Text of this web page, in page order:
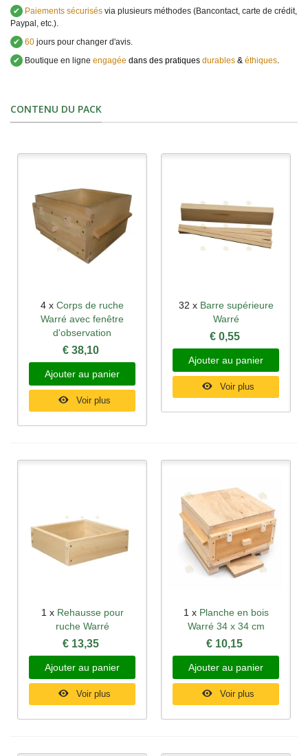
✔ Paiements sécurisés via plusieurs méthodes (Bancontact, carte de crédit,
Paypal, etc.).
✔ 60 jours pour changer d'avis.
✔
Boutique en ligne engagée dans des pratiques durables & éthiques
CONTENU DU PACK
4 x Corps de ruche
Warré avec fenêtre
d'observation
€ 38,10
Ajouter au panier
Voir plus
32 x Barre supérieure
Warré
€ 0,55
Ajouter au panier
Voir plus
1 x Rehausse pour
ruche Warré
€ 13,35
Ajouter au panier
Voir plus
1 x Planche en bois
Warré 34 x 34 cm
€ 10,15
Ajouter au panier
Voir plus